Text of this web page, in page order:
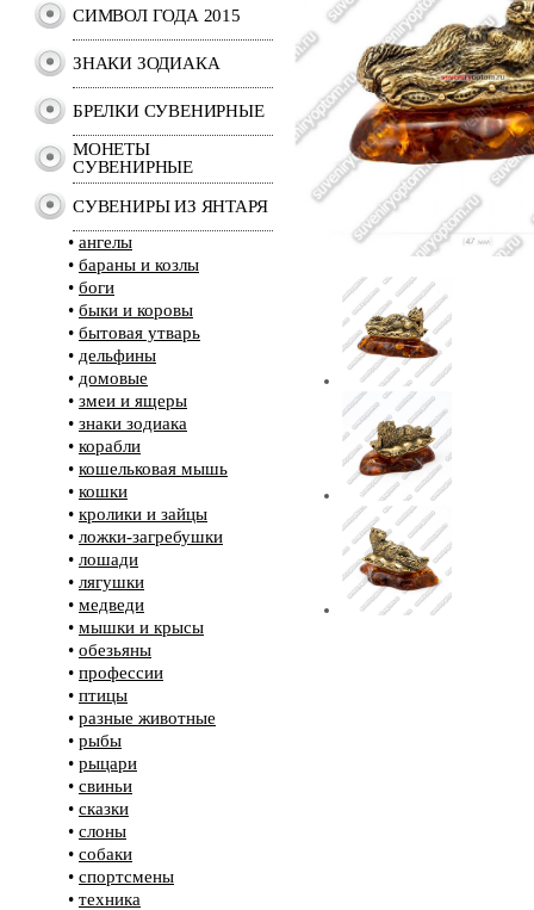
СИМВОЛ ГОДА 2015
ЗНАКИ ЗОДИАКА
БРЕЛКИ СУВЕНИРНЫЕ
МОНЕТЫ
СУВЕНИРНЫЕ
СУВЕНИРЫ ИЗ ЯНТАРЯ
• ангелы
• бараны и козлы
• боги
• быки и коровы
• бытовая утварь
• дельфины
• домовые
• змеи и ящеры
• знаки зодиака
• корабли
• кошельковая мышь
• кошки
• кролики и зайцы
• ложки-загребушки
• лошади
• лягушки
• медведи
• мышки и крысы
• обезьяны
• профессии
• птицы
• разные животные
• рыбы
• рыцари
• свиньи
• сказки
• слоны
• собаки
• спортсмены
• техника